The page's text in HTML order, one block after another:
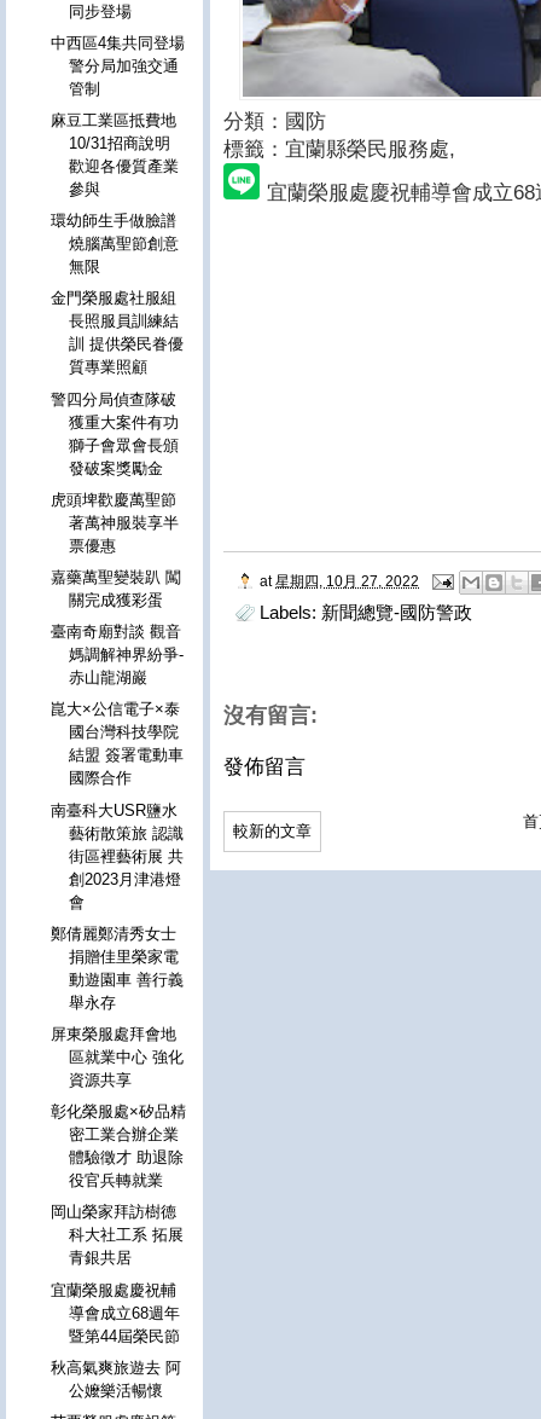
分類：國防
標籤：宜蘭縣榮民服務處,
宜蘭榮服處慶祝輔導會成立
at 星期四, 10月 27, 2022
Labels: 新聞總覽-國防警政
沒有留言:
發佈留言
較新的文章
同步登場
中西區4集共同登場
警分局加強交通
管制
麻豆工業區抵費地
10/31招商說明
歡迎各優質產業
參與
環幼師生手做臉譜
燒腦萬聖節創意
無限
金門榮服處社服組
長照服員訓練結
訓 提供榮民眷優
質專業照顧
警四分局偵查隊破
獲重大案件有功
獅子會眾會長頒
發破案獎勵金
虎頭埤歡慶萬聖節
著萬神服裝享半
票優惠
嘉藥萬聖變裝趴 闖
關完成獲彩蛋
臺南奇廟對談 觀音
媽調解神界紛爭-
赤山龍湖巖
崑大×公信電子×泰
國台灣科技學院
結盟 簽署電動車
國際合作
南臺科大USR鹽水
藝術散策旅 認識
街區裡藝術展 共
創2023月津港燈
會
鄭倩麗鄭清秀女士
捐贈佳里榮家電
動遊園車 善行義
舉永存
屏東榮服處拜會地
區就業中心 強化
資源共享
彰化榮服處×矽品精
密工業合辦企業
體驗徵才 助退除
役官兵轉就業
岡山榮家拜訪樹德
科大社工系 拓展
青銀共居
宜蘭榮服處慶祝輔
導會成立68週年
暨第44屆榮民節
秋高氣爽旅遊去 阿
公嬤樂活暢懷